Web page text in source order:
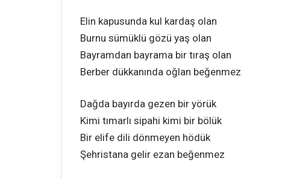
Elin kapusunda kul kardaş olan
Burnu sümüklü gözü yaş olan
Bayramdan bayrama bir tıraş olan
Berber dükkanında oğlan beğenmez
Dağda bayırda gezen bir yörük
Kimi tımarlı sipahi kimi bir bölük
Bir elife dili dönmeyen hödük
Şehristana gelir ezan beğenmez